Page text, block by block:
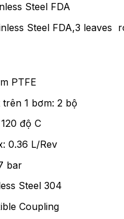
Steel FDA
Steel FDA,3 leaves
PTFE
1 bơm: 2 bộ
độ C
0.36 L/Rev
bar
Steel 304
Coupling